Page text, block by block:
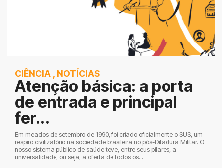
CIÊNCIA , NOTÍCIAS
Atenção básica: a porta
de entrada e principal
fer...
Em meados de setembro de 1990, foi criado oficialmente o SUS, um
respiro civilizatório na sociedade brasileira no pós-Ditadura Militar. O
nosso sistema público de saúde teve, entre seus pilares, a
universalidade, ou seja, a oferta de todos os...